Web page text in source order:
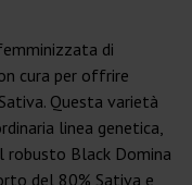
di
cura per offrire
Questa varietà
linea genetica,
robusto Black Domina
del 80% Sativa e